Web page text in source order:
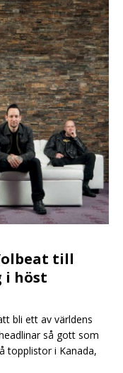
till
i höst
bli ett av världens
så gott som
topplistor i Kanada,